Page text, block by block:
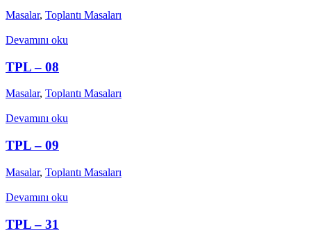
Masalar, Toplantı Masaları
Devamını oku
TPL – 08
Masalar, Toplantı Masaları
Devamını oku
TPL – 09
Masalar, Toplantı Masaları
Devamını oku
TPL – 31